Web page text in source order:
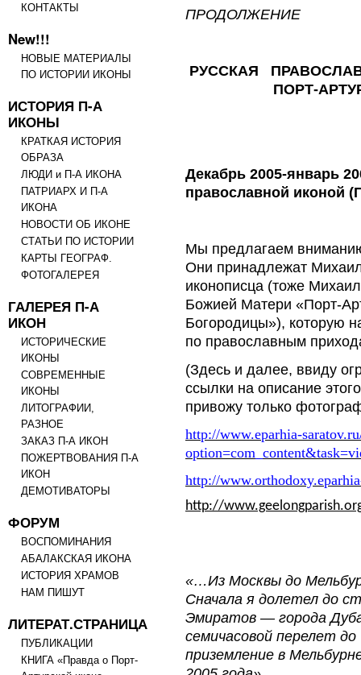
КОНТАКТЫ
New!!!
НОВЫЕ МАТЕРИАЛЫ
ПО ИСТОРИИ ИКОНЫ
ИСТОРИЯ П-А
ИКОНЫ
КРАТКАЯ ИСТОРИЯ
ОБРАЗА
ЛЮДИ и П-А ИКОНА
ПАТРИАРХ И П-А
ИКОНА
НОВОСТИ ОБ ИКОНЕ
СТАТЬИ ПО ИСТОРИИ
КАРТЫ ГЕОГРАФ.
ФОТОГАЛЕРЕЯ
ГАЛЕРЕЯ П-А
ИКОН
ИСТОРИЧЕСКИЕ
ИКОНЫ
СОВРЕМЕННЫЕ
ИКОНЫ
ЛИТОГРАФИИ,
РАЗНОЕ
ЗАКАЗ П-А ИКОН
ПОЖЕРТВОВАНИЯ П-А
ИКОН
ДЕМОТИВАТОРЫ
ФОРУМ
ВОСПОМИНАНИЯ
АБАЛАКСКАЯ ИКОНА
ИСТОРИЯ ХРАМОВ
НАМ ПИШУТ
ЛИТЕРАТ.СТРАНИЦА
ПУБЛИКАЦИИ
КНИГА «Правда о Порт-
ПРОДОЛЖЕНИЕ
РУССКАЯ
ПОРТ-
Декабрь 2005-январь
православной иконой
Мы предлагаем
Они принадлежат
иконописца (тоже
Божией Матери «Порт-
Богородицы»), которую
по православным
(Здесь и далее, ввиду
ссылки на описание
привожу только
http://www.eparhia-
http://
http://
«…Из Москвы до
Сначала я долетел до
Эмиратов — города
семичасовой перелет
приземление в